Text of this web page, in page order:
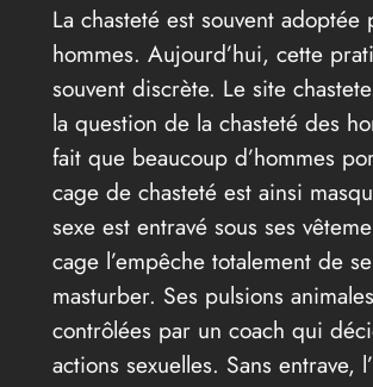
La chasteté est souvent adoptée
hommes. Aujourd’hui, cette
souvent discrète. Le site
la question de la chasteté des
fait que beaucoup d’hommes
cage de chasteté est ainsi
sexe est entravé sous ses
cage l’empêche totalement de se
masturber. Ses pulsions
contrôlées par un coach qui
actions sexuelles. Sans entrave,